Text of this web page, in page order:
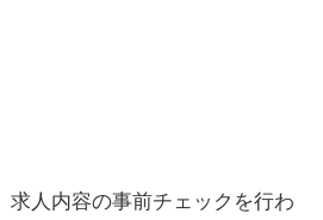
求人内容の事前チェックを行わ